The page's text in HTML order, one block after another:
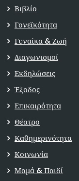
Βιβλίο
Γονεϊκότητα
Γυναίκα & Ζωή
Διαγωνισμοί
Εκδηλώσεις
Έξοδος
Επικαιρότητα
Θέατρο
Καθημερινότητα
Κοινωνία
Μαμά & Παιδί